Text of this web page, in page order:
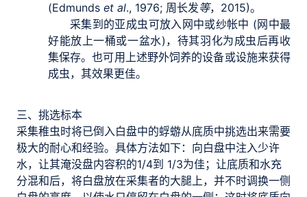
(Edmunds et al., 1976; 周长发等，2015)。
采集到的亚成虫可放入网中或纱帐中 (网中最
好能放上一桶或一盆水)，待其羽化为成虫后再收
集保存。也可用上述野外饲养的设备或设施来获得
成虫，其效果更佳。
三、挑选标本
采集稚虫时将已倒入白盘中的蜉蝣从底质中挑选出来需要
极大的耐心和经验。具体方法如下：向白盘中注入少许
水，让其淹没盘内容积的1/4到 1/3为佳；让底质和水充
分混和后，将白盘放在采集者的大腿上，并不时调换一侧